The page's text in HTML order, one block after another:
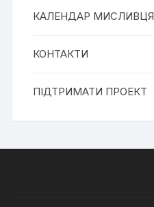
КАЛЕНДАР МИСЛИВЦЯ
КОНТАКТИ
ПІДТРИМАТИ ПРОЕКТ